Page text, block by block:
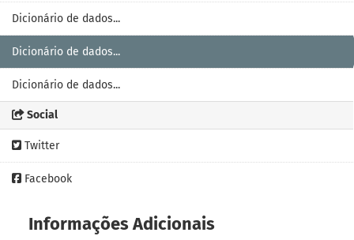
Dicionário de dados...
Dicionário de dados...
Dicionário de dados...
Social
Twitter
Facebook
Informações Adicionais